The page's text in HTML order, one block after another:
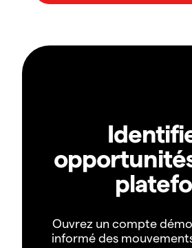
Ouvrez un compte
informé des